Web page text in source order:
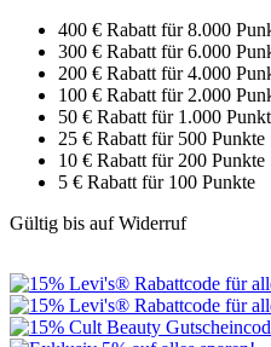
400 € Rabatt für 8.000
300 € Rabatt für 6.000
200 € Rabatt für 4.000
100 € Rabatt für 2.000
50 € Rabatt für 1.000
25 € Rabatt für 500 Punkte
10 € Rabatt für 200 Punkte
5 € Rabatt für 100 Punkte
Gültig bis auf Widerruf